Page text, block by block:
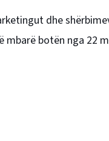
dhe
mbarë botën nga 22